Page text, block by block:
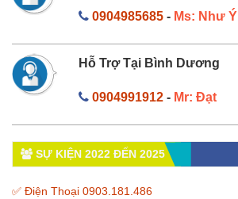
0904985685- Ms: Như Ý
Hỗ Trợ Tại Bình Dương
0904991912- Mr: Đạt
SỰ KIỆN 2022 ĐẾN 2025
✅ Điện Thoại 0903.181.486